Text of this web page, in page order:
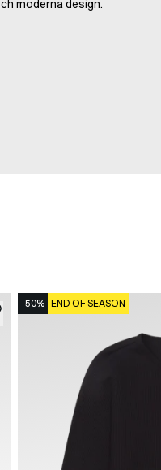
moderna design.
-50% END OF SEASON